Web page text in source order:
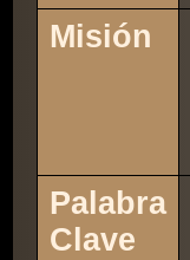
Misión
Palabra
Clave